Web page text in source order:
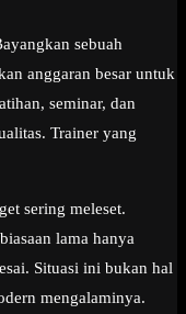
sebuah
anggaran besar untuk
seminar, dan
Trainer yang
sering meleset.
lama hanya
Situasi ini bukan hal
mengalaminya.